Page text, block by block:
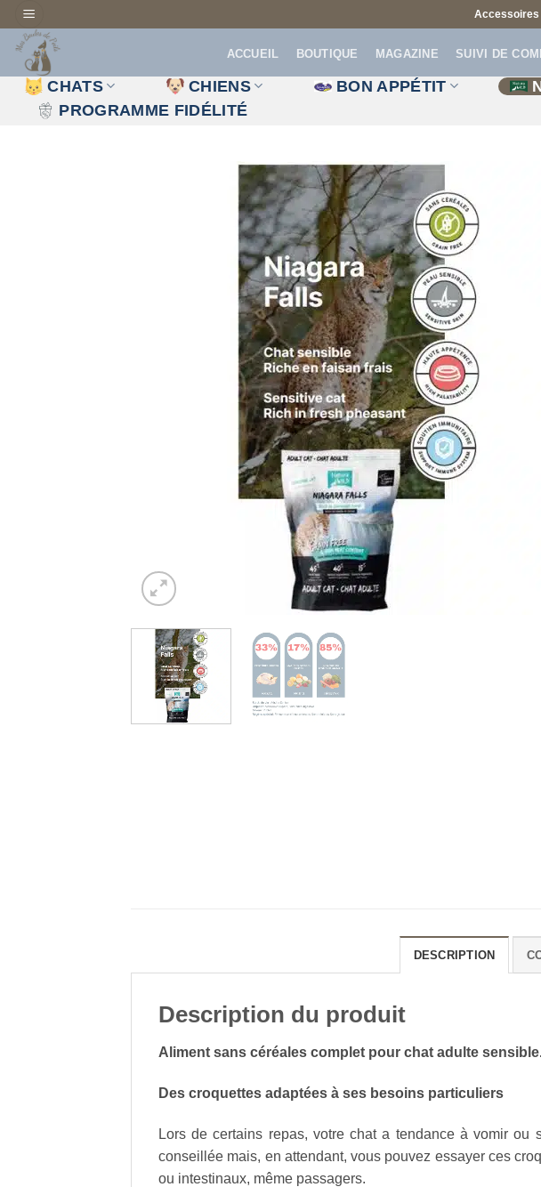
Passer
au
contenu
Accessoires
ACCUEIL BOUTIQUE MAGAZINE SUIVI DE
CHATS CHIENS BON APPÉTIT
PROGRAMME FIDÉLITÉ
DESCRIPTION
Description du produit
Aliment sans céréales complet pour chat adulte
Des croquettes adaptées à ses besoins particuliers
Lors de certains repas, votre chat a tendance à vomir
conseillée mais, en attendant, vous pouvez essayer ces
ou intestinaux, même passagers.